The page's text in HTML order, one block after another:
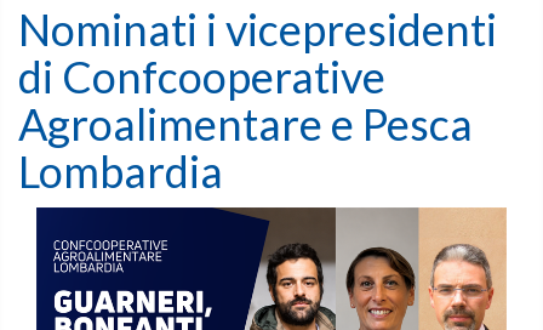
Nominati i vicepresidenti
di Confcooperative
Agroalimentare e Pesca
Lombardia